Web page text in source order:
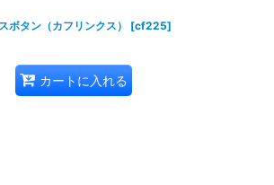
ボタン（カフリンクス） [cf225]
カートに入れる